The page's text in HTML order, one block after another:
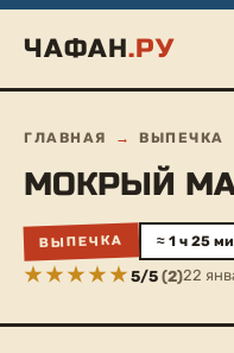
содержимому
ЧАФАН.РУ
ГЛАВНАЯ → ВЫПЕЧКА
МОКРЫЙ
ВЫПЕЧКА ≈ 1 ч 25
5/5 (2)22